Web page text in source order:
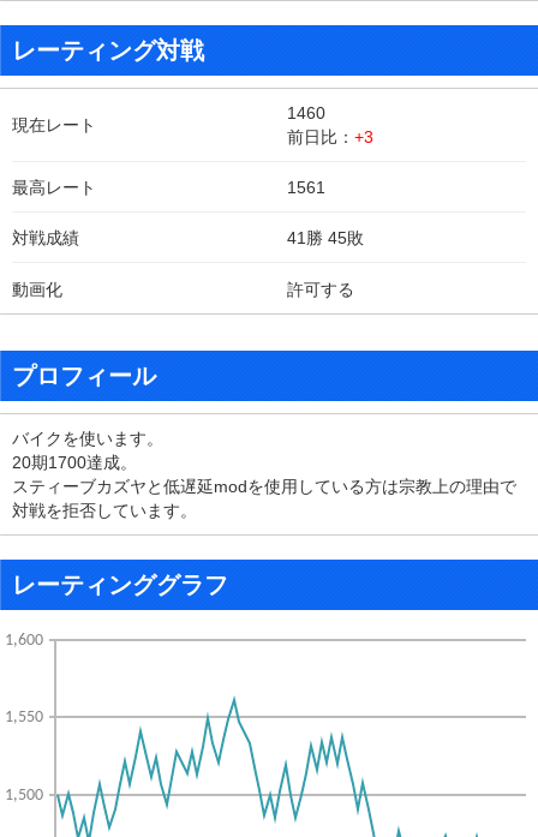
レーティング対戦
現在レート
1460
前日比： +3
最高レート 1561
対戦成績 41勝 45敗
動画化 許可する
プロフィール
バイクを使います。
20期1700達成。
スティーブカズヤと低遅延modを使用している方は宗教上の理由で
対戦を拒否しています。
レーティンググラフ